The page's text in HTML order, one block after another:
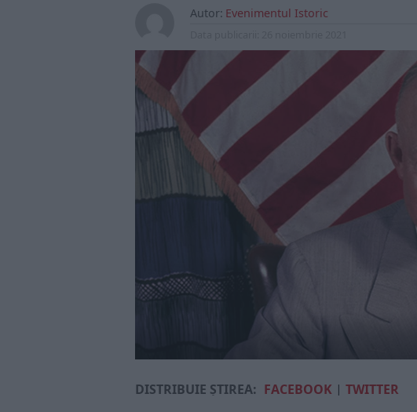
Autor: Evenimentul Istoric
DISTRIBUIE ȘTIREA: FACEBOOK | TWITTER